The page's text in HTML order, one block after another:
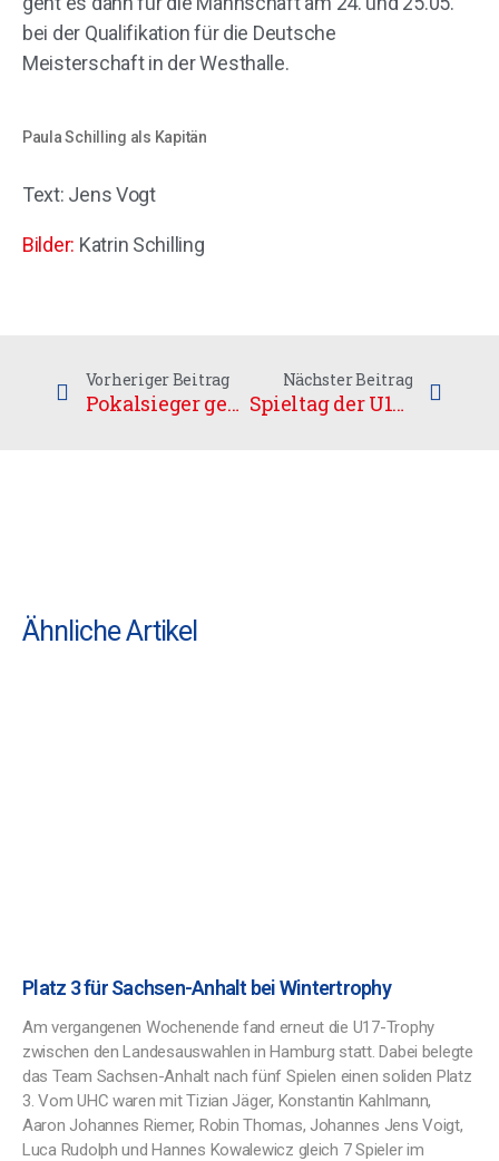
bei der Qualifikation für die Deutsche
Meisterschaft in der Westhalle.
Paula Schilling als Kapitän
Text: Jens Vogt
Bilder: Katrin Schilling
Vorheriger Beitrag
Pokalsieger gegen Meister im Duell um den Finaleinzug
Nächster Beitrag
Spieltag der U13 Junioren KF PR Ost St. 1 am 22.03.2025
Ähnliche Artikel
Platz 3 für Sachsen-Anhalt bei Wintertrophy
Am vergangenen Wochenende fand erneut die U17-Trophy
zwischen den Landesauswahlen in Hamburg statt. Dabei belegte
das Team Sachsen-Anhalt nach fünf Spielen einen soliden Platz
3. Vom UHC waren mit Tizian Jäger, Konstantin Kahlmann,
Aaron Johannes Riemer, Robin Thomas, Johannes Jens Voigt,
Luca Rudolph und Hannes Kowalewicz gleich 7 Spieler im